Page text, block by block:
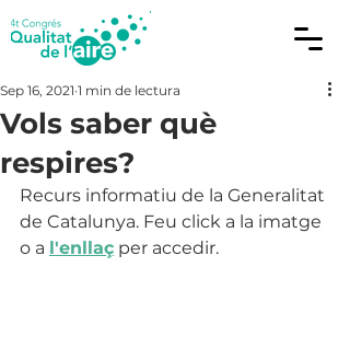
Vols saber què
respires?
Sep 16, 2021 1 min de lectura
Recurs informatiu de la Generalitat
de Catalunya. Feu click a la imatge
o a l'enllaç per accedir.